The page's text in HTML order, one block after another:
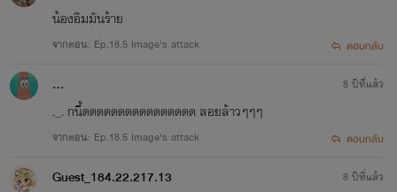
น้องอิมมันร้าย
จากตอน: Ep.18.5 Image's attack ตอบกลับ
...
._. กนี้ดดดดดดดดดดดดดดดด ลอยล้าวๆๆๆ
จากตอน: Ep.18.5 Image's attack
8 ปีที่แล้ว
ตอบกลับ
Guest_184.22.217.13
8 ปีที่แล้ว